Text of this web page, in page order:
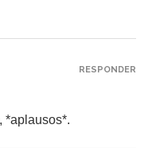
*aplausos*.
RESPONDER